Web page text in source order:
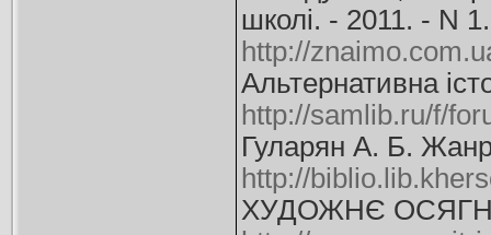
школі. - 2011. - N
http://
Альтернативна
http://samlib.ru/f/
Гуларян А. Б.
http://
ХУДОЖНЄ